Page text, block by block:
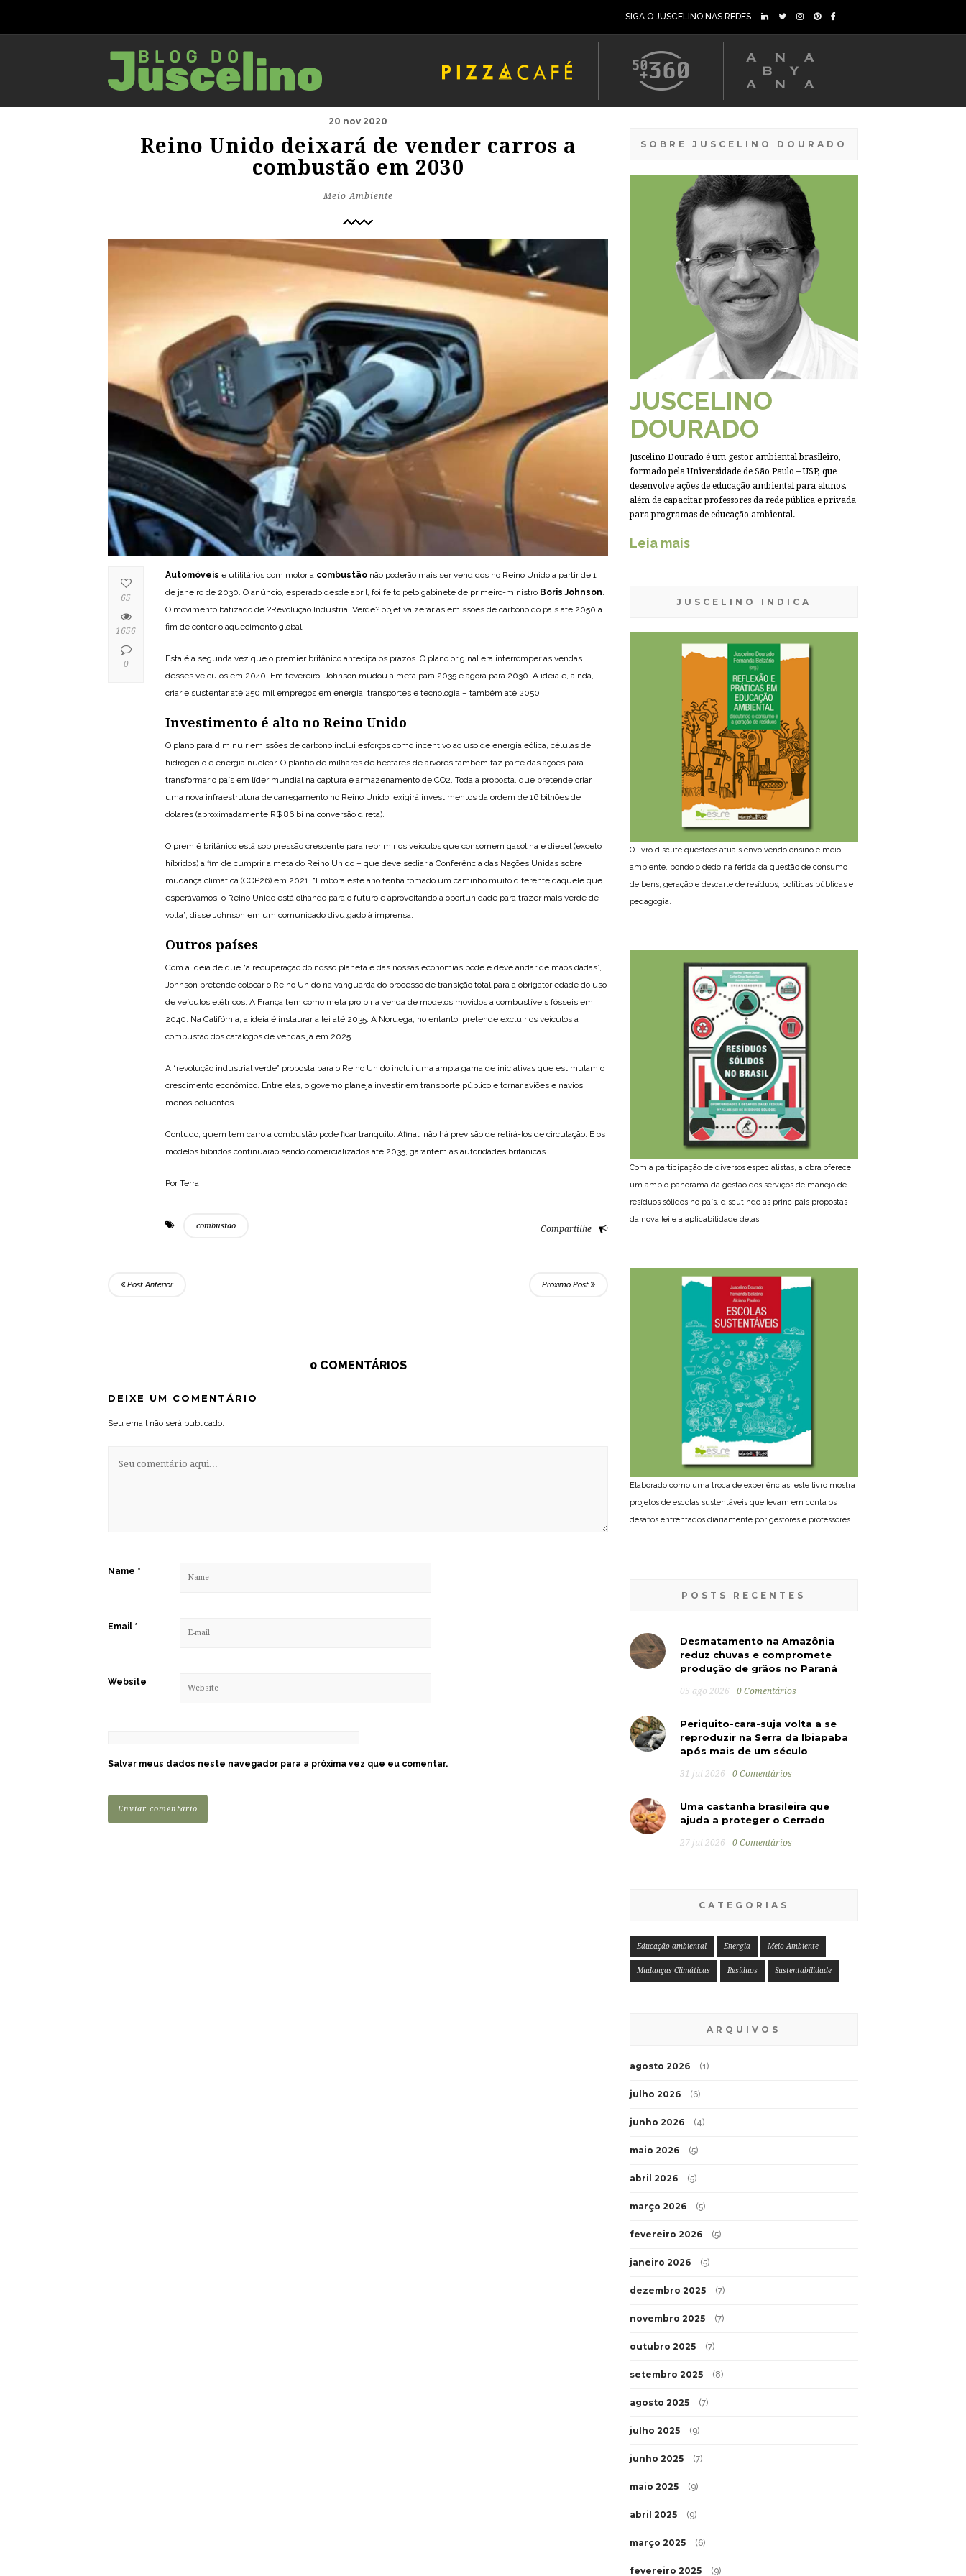
SIGA O JUSCELINO NAS REDES
20 nov 2020
Reino Unido deixará de vender carros a
combustão em 2030
Meio Ambiente
Automóveis e utilitários com motor a combustão não poderão mais ser vendidos no Reino Unido a partir de 1
de janeiro de 2030. O anúncio, esperado desde abril, foi feito pelo gabinete de primeiro-ministro Boris Johnson.
O movimento batizado de ?Revolução Industrial Verde? objetiva zerar as emissões de carbono do país até 2050 a
fim de conter o aquecimento global.
Esta é a segunda vez que o premier britânico antecipa os prazos. O plano original era interromper as vendas
desses veículos em 2040. Em fevereiro, Johnson mudou a meta para 2035 e agora para 2030. A ideia é, ainda,
criar e sustentar até 250 mil empregos em energia, transportes e tecnologia – também até 2050.
Investimento é alto no Reino Unido
O plano para diminuir emissões de carbono inclui esforços como incentivo ao uso de energia eólica, células de
hidrogênio e energia nuclear. O plantio de milhares de hectares de árvores também faz parte das ações para
transformar o país em líder mundial na captura e armazenamento de CO2. Toda a proposta, que pretende criar
uma nova infraestrutura de carregamento no Reino Unido, exigirá investimentos da ordem de 16 bilhões de
dólares (aproximadamente R$ 86 bi na conversão direta).
O premiê britânico está sob pressão crescente para reprimir os veículos que consomem gasolina e diesel (exceto
híbridos) a fim de cumprir a meta do Reino Unido – que deve sediar a Conferência das Nações Unidas sobre
mudança climática (COP26) em 2021. “Embora este ano tenha tomado um caminho muito diferente daquele que
esperávamos, o Reino Unido está olhando para o futuro e aproveitando a oportunidade para trazer mais verde de
volta”, disse Johnson em um comunicado divulgado à imprensa.
Outros países
Com a ideia de que “a recuperação do nosso planeta e das nossas economias pode e deve andar de mãos dadas”,
Johnson pretende colocar o Reino Unido na vanguarda do processo de transição total para a obrigatoriedade do uso
de veículos elétricos. A França tem como meta proibir a venda de modelos movidos a combustíveis fósseis em
2040. Na Califórnia, a ideia é instaurar a lei até 2035. A Noruega, no entanto, pretende excluir os veículos a
combustão dos catálogos de vendas já em 2025.
A “revolução industrial verde” proposta para o Reino Unido inclui uma ampla gama de iniciativas que estimulam o
crescimento econômico. Entre elas, o governo planeja investir em transporte público e tornar aviões e navios
menos poluentes.
Contudo, quem tem carro a combustão pode ficar tranquilo. Afinal, não há previsão de retirá-los de circulação. E os
modelos híbridos continuarão sendo comercializados até 2035, garantem as autoridades britânicas.
Por Terra
combustao Compartilhe
65
1656
0
Post Anterior Próximo Post
0 COMENTÁRIOS
DEIXE UM COMENTÁRIO
Seu email não será publicado.
Name *
Email *
Website
Salvar meus dados neste navegador para a próxima vez que eu comentar.
SOBRE JUSCELINO DOURADO
JUSCELINO
DOURADO
Juscelino Dourado é um gestor ambiental brasileiro,
formado pela Universidade de São Paulo – USP, que
desenvolve ações de educação ambiental para alunos,
além de capacitar professores da rede pública e privada
para programas de educação ambiental.
Leia mais
JUSCELINO INDICA
O livro discute questões atuais envolvendo ensino e meio
ambiente, pondo o dedo na ferida da questão de consumo
de bens, geração e descarte de resíduos, políticas públicas e
pedagogia.
Com a participação de diversos especialistas, a obra oferece
um amplo panorama da gestão dos serviços de manejo de
resíduos sólidos no país, discutindo as principais propostas
da nova lei e a aplicabilidade delas.
Elaborado como uma troca de experiências, este livro mostra
projetos de escolas sustentáveis que levam em conta os
desafios enfrentados diariamente por gestores e professores.
POSTS RECENTES
Desmatamento na Amazônia
reduz chuvas e compromete
produção de grãos no Paraná
05 ago 2026 0 Comentários
Periquito-cara-suja volta a se
reproduzir na Serra da Ibiapaba
após mais de um século
31 jul 2026 0 Comentários
Uma castanha brasileira que
ajuda a proteger o Cerrado
27 jul 2026 0 Comentários
CATEGORIAS
Educação ambiental Energia Meio Ambiente
Mudanças Climáticas Resíduos Sustentabilidade
ARQUIVOS
agosto 2026 (1)
julho 2026 (6)
junho 2026 (4)
maio 2026 (5)
abril 2026 (5)
março 2026 (5)
fevereiro 2026 (5)
janeiro 2026 (5)
dezembro 2025 (7)
novembro 2025 (7)
outubro 2025 (7)
setembro 2025 (8)
agosto 2025 (7)
julho 2025 (9)
junho 2025 (7)
maio 2025 (9)
abril 2025 (9)
março 2025 (6)
fevereiro 2025 (9)